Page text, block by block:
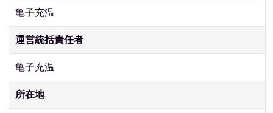
亀子充温
運営統括責任者
亀子充温
所在地